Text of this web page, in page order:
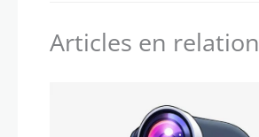
Articles en relation